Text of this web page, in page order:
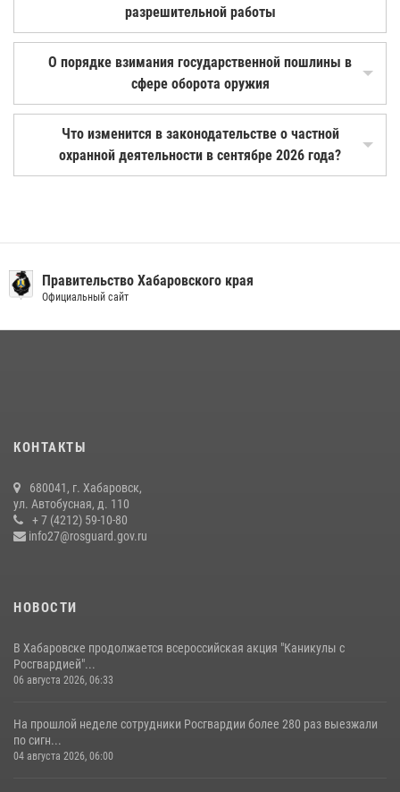
разрешительной работы
О порядке взимания государственной пошлины в
сфере оборота оружия
Что изменится в законодательстве о частной
охранной деятельности в сентябре 2026 года?
Правительство Хабаровского края
Официальный сайт
КОНТАКТЫ
680041, г. Хабаровск,
ул. Автобусная, д. 110
+ 7 (4212) 59-10-80
info27@rosguard.gov.ru
НОВОСТИ
В Хабаровске продолжается всероссийская акция "Каникулы с
Росгвардией"...
06 августа 2026, 06:33
На прошлой неделе сотрудники Росгвардии более 280 раз выезжали
по сигн...
04 августа 2026, 06:00